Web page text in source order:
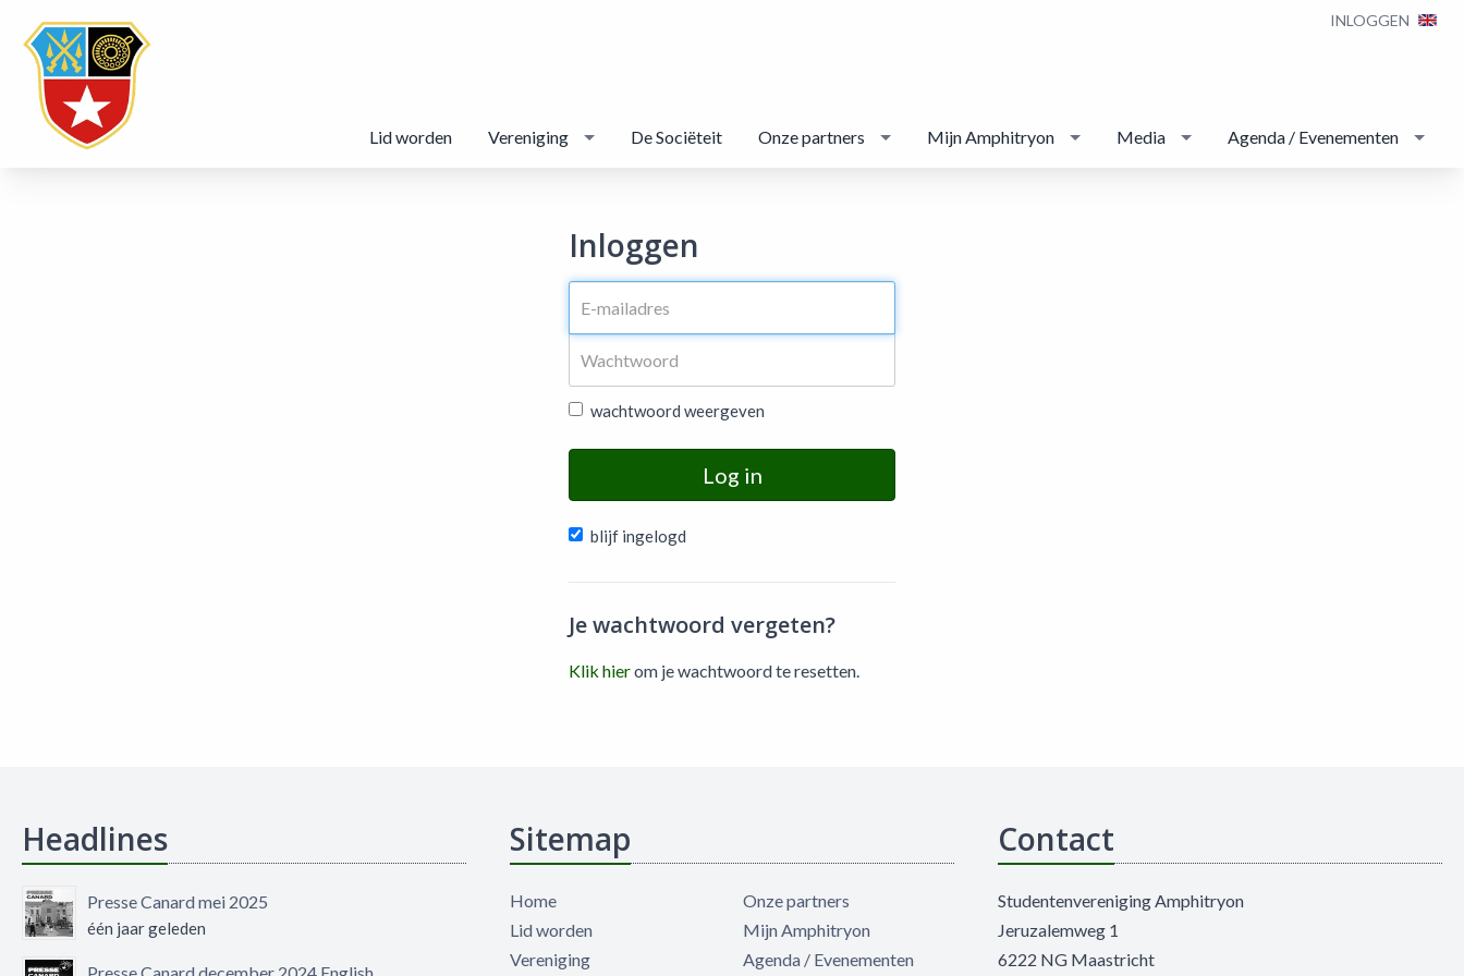
INLOGGEN
Lid worden Vereniging De Sociëteit Onze partners Mijn Amphitryon Media Agenda / Evenementen
Inloggen
wachtwoord weergeven
Log in
blijf ingelogd
Je wachtwoord vergeten?
Klik hierom je wachtwoord te resetten.
Headlines
Presse Canard mei 2025
één jaar geleden
Sitemap
Home
Lid worden
Vereniging
Onze partners
Mijn Amphitryon
Agenda / Evenementen
Contact
Studentenvereniging Amphitryon
Jeruzalemweg 1
6222 NG Maastricht